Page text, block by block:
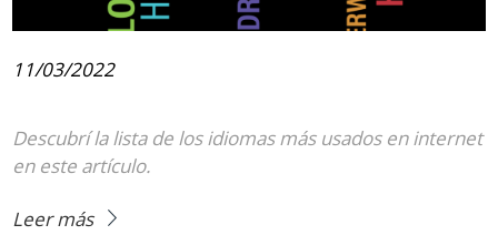
11/03/2022
Descubrí la lista de los idiomas más usados en internet
en este artículo.
Leer más